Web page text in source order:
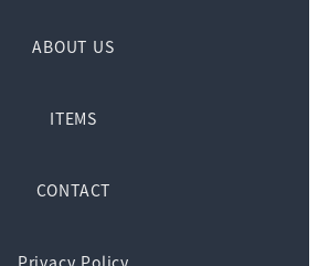
ABOUT US
ITEMS
CONTACT